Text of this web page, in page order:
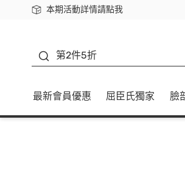
本期活動詳情請點我
下載app最高回饋$350
第2件5折
最新會員優惠 屈臣氏獨家 臉